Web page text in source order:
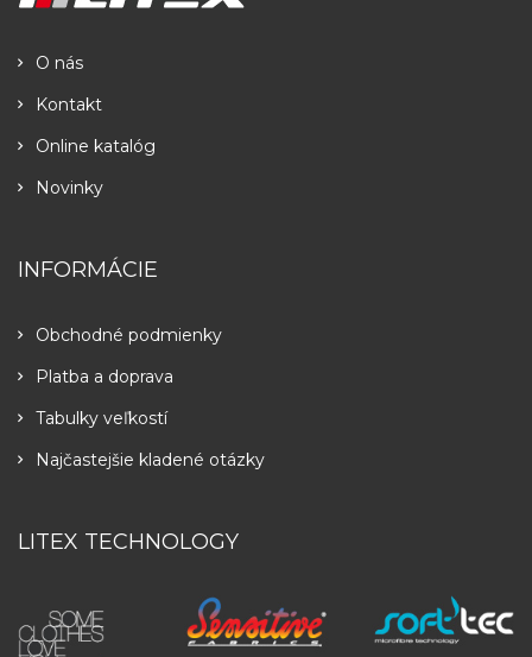
O nás
Kontakt
Online katalóg
Novinky
INFORMÁCIE
Obchodné podmienky
Platba a doprava
Tabulky veľkostí
Najčastejšie kladené otázky
LITEX TECHNOLOGY